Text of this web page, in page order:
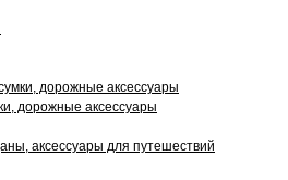
дорожные аксессуары
дорожные аксессуары
аксессуары для путешествий